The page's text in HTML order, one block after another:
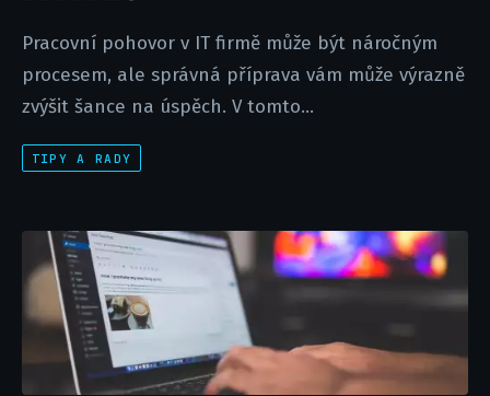
Pracovní pohovor v IT firmě může být náročným
procesem, ale správná příprava vám může výrazně
zvýšit šance na úspěch. V tomto...
TIPY A RADY